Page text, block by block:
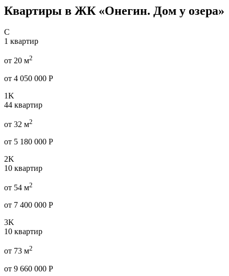
Квартиры в ЖК «Онегин. Дом у озера»
C
1 квартир
от 20 м2
от 4 050 000 Р
1K
44 квартир
от 32 м2
от 5 180 000 Р
2K
10 квартир
от 54 м2
от 7 400 000 Р
3K
10 квартир
от 73 м2
от 9 660 000 Р